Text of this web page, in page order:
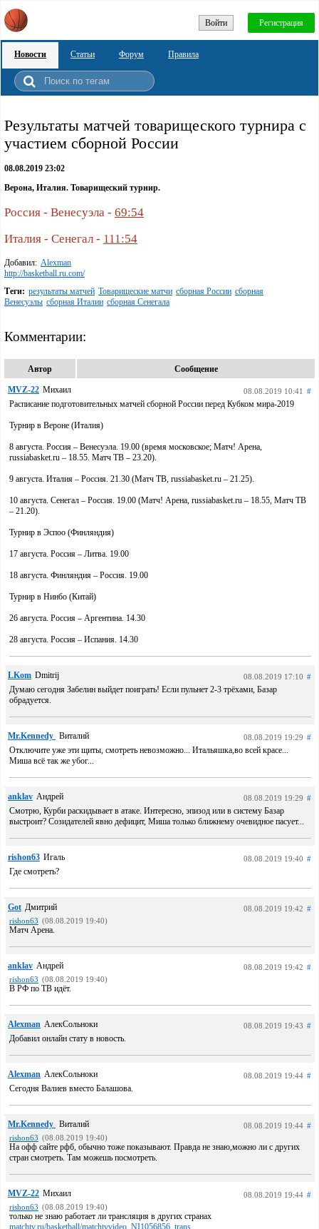
Войти Регистрация
Новости Статьи Форум Правила
Результаты матчей товарищеского турнира с
участием сборной России
08.08.2019 23:02
Верона, Италия. Товарищеский турнир.
Россия - Венесуэла - 69:54
Италия - Сенегал - 111:54
Добавил: Alexman
http://basketball.ru.com/
Теги: результаты матчей Товарищеские матчи сборная России сборная
Венесуэлы сборная Италии сборная Сенегала
Комментарии:
Автор Сообщение
MVZ-22 Михаил 08.08.2019 10:41 #
Расписание подготовительных матчей сборной России перед Кубком мира-2019
Турнир в Вероне (Италия)
8 августа. Россия – Венесуэла. 19.00 (время московское; Матч! Арена,
russiabasket.ru – 18.55. Матч ТВ – 23.20).
9 августа. Италия – Россия. 21.30 (Матч ТВ, russiabasket.ru – 21.25).
10 августа. Сенегал – Россия. 19.00 (Матч! Арена, russiabasket.ru – 18.55, Матч ТВ
– 21.20).
Турнир в Эспоо (Финляндия)
17 августа. Россия – Литва. 19.00
18 августа. Финляндия – Россия. 19.00
Турнир в Нинбо (Китай)
26 августа. Россия – Аргентина. 14.30
28 августа. Россия – Испания. 14.30
LKom Dmitrij 08.08.2019 17:10 #
Думаю сегодня Забелин выйдет поиграть! Если пульнет 2-3 трёхами, Базар
обрадуется.
Mr.Kennedy Виталий 08.08.2019 19:29 #
Отключите уже эти щиты, смотреть невозможно... Итальяшка,во всей красе...
Миша всё так же убог...
anklav Андрей 08.08.2019 19:29 #
Смотрю, Курби раскидывает в атаке. Интересно, эпизод или в систему Базар
выстроит? Созидателей явно дефицит, Миша только ближнему очевидное пасует...
rishon63 Игаль 08.08.2019 19:40 #
Где смотреть?
Got Дмитрий 08.08.2019 19:42 #
rishon63 (08.08.2019 19:40)
Матч Арена.
anklav Андрей 08.08.2019 19:42 #
rishon63 (08.08.2019 19:40)
В РФ по ТВ идёт.
Alexman АлекСольноки 08.08.2019 19:43 #
Добавил онлайн стату в новость.
Alexman АлекСольноки 08.08.2019 19:44 #
Сегодня Валиев вместо Балашова.
Mr.Kennedy Виталий 08.08.2019 19:44 #
rishon63 (08.08.2019 19:40)
На офф сайте рфб, обычно тоже показывают. Правда не знаю,можно ли с других
стран смотреть. Там можешь посмотреть.
MVZ-22 Михаил 08.08.2019 19:44 #
rishon63 (08.08.2019 19:40)
только не знаю работает ли трансляция в других странах